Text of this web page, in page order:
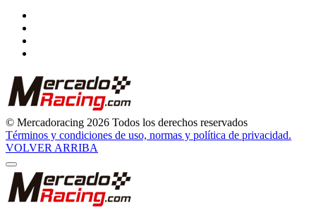
© Mercadoracing 2026 Todos los derechos reservados
Términos y condiciones de uso, normas y política de privacidad.
VOLVER ARRIBA